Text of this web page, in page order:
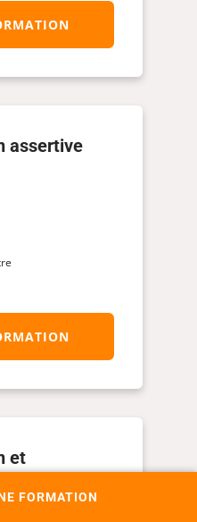
FORMATION
assertive
et